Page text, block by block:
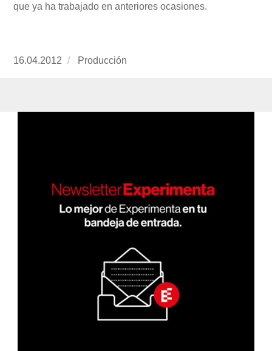
que ya ha trabajado en anteriores ocasiones.
Publicado
16.04.2012 https://www.experimenta.es/author/
Producción